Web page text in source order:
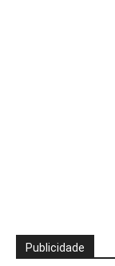
Publicidade